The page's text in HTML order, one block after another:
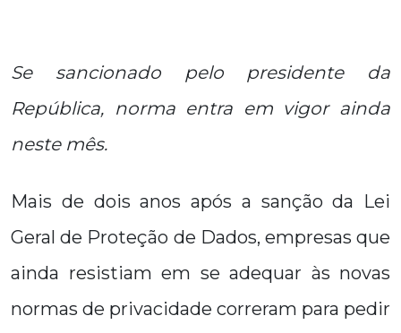
Se sancionado pelo presidente da
República, norma entra em vigor ainda
neste mês.
Mais de dois anos após a sanção da Lei
Geral de Proteção de Dados, empresas que
ainda resistiam em se adequar às novas
normas de privacidade correram para pedir